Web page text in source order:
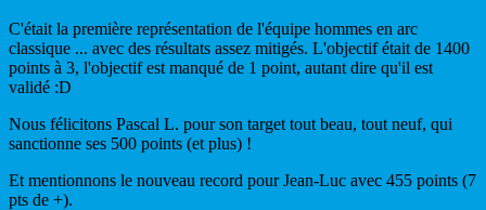
C'était la première représentation de l'équipe hommes en arc
classique ... avec des résultats assez mitigés. L'objectif était de 1400
points à 3, l'objectif est manqué de 1 point, autant dire qu'il est
validé :D
Nous félicitons Pascal L. pour son target tout beau, tout neuf, qui
sanctionne ses 500 points (et plus) !
Et mentionnons le nouveau record pour Jean-Luc avec 455 points (7
pts de +).